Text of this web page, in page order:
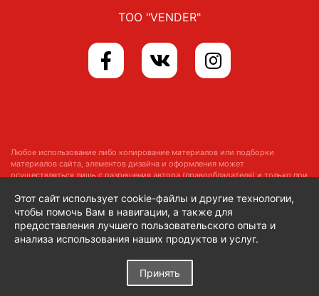
ТОО "VENDER"
Любое использование либо копирование материалов или подборки
материалов сайта, элементов дизайна и оформления может
осуществляться лишь с разрешения автора (правообладателя) и только при
Copyright © 2014–2026 x-game.kz
Все права защищены
Этот сайт использует cookie-файлы и другие технологии,
чтобы помочь Вам в навигации, а также для
предоставления лучшего пользовательского опыта и
анализа использования наших продуктов и услуг.
Принять